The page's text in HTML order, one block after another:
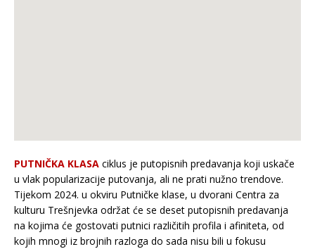
PUTNIČKA KLASA ciklus je putopisnih predavanja koji uskače
u vlak popularizacije putovanja, ali ne prati nužno trendove.
Tijekom 2024. u okviru Putničke klase, u dvorani Centra za
kulturu Trešnjevka održat će se deset putopisnih predavanja
na kojima će gostovati putnici različitih profila i afiniteta, od
kojih mnogi iz brojnih razloga do sada nisu bili u fokusu